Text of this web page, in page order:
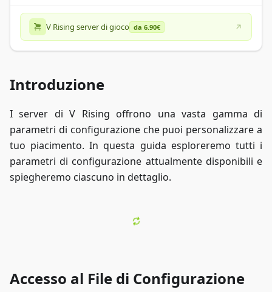
V Rising server di gioco da 6.90€
Introduzione
I server di V Rising offrono una vasta gamma di
parametri di configurazione che puoi personalizzare a
tuo piacimento. In questa guida esploreremo tutti i
parametri di configurazione attualmente disponibili e
spiegheremo ciascuno in dettaglio.
Accesso al File di Configurazione